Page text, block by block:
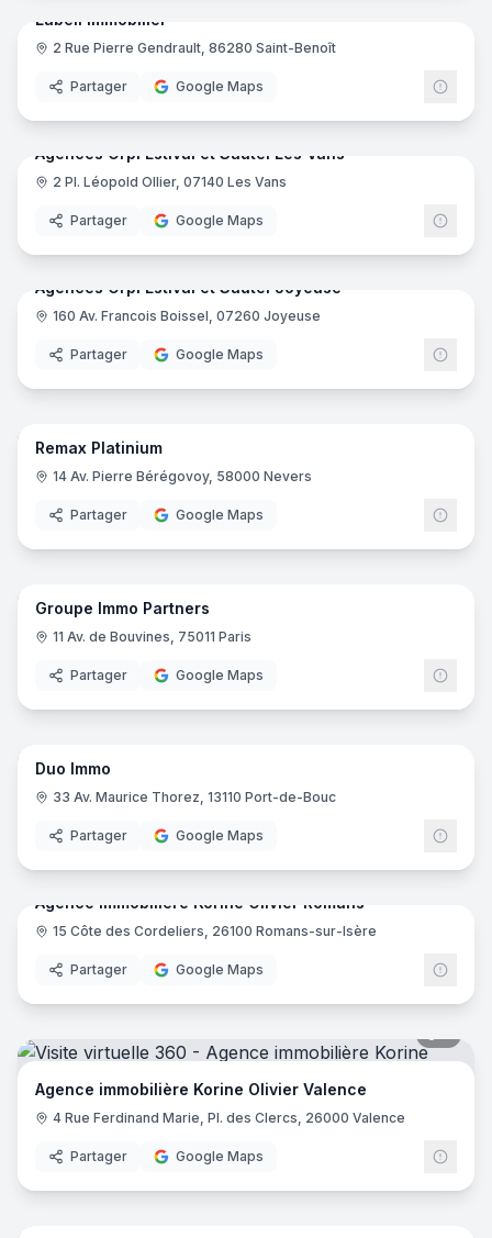
Labell Immobilier
2 Rue Pierre Gendrault, 86280 Saint-Benoît
Partager Google Maps
Agences Orpi Estival et Sautel Les Vans
2 Pl. Léopold Ollier, 07140 Les Vans
Partager Google Maps
10
Agences Orpi Estival et Sautel Joyeuse
160 Av. Francois Boissel, 07260 Joyeuse
Partager Google Maps
8
Remax Platinium
14 Av. Pierre Bérégovoy, 58000 Nevers
Partager Google Maps
5
Groupe Immo Partners
11 Av. de Bouvines, 75011 Paris
Partager Google Maps
7
Duo Immo
33 Av. Maurice Thorez, 13110 Port-de-Bouc
Partager Google Maps
Agence immobilière Korine Olivier Romans
15 Côte des Cordeliers, 26100 Romans-sur-Isère
Partager Google Maps
Agence immobilière Korine Olivier Valence
4 Rue Ferdinand Marie, Pl. des Clercs, 26000 Valence
Partager Google Maps
14